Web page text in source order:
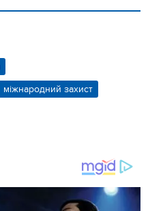
міжнародний захист